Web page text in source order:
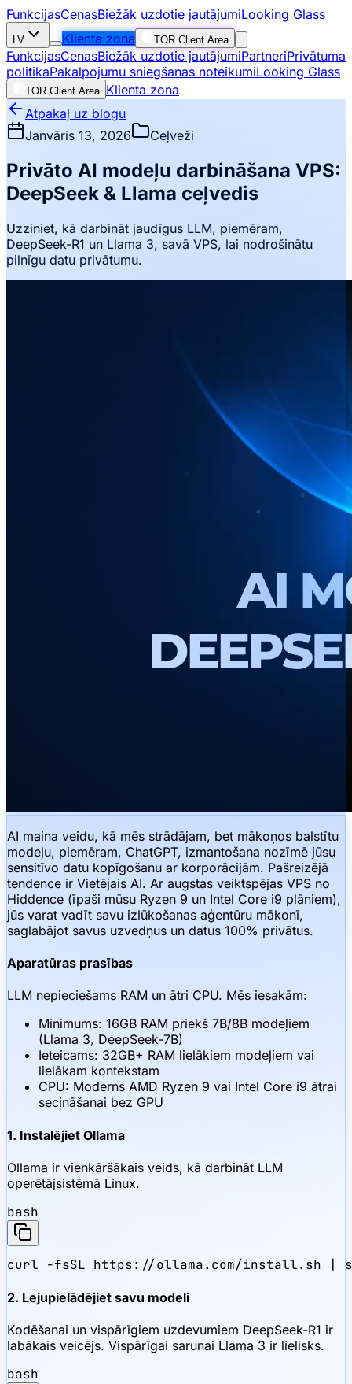
FunkcijasCenasBiežāk uzdotie jautājumiLooking Glass
LV Klienta zona TOR Client Area
FunkcijasCenasBiežāk uzdotie jautājumiPartneriPrivātuma
politikaPakalpojumu sniegšanas noteikumiLooking Glass
TOR Client Area Klienta zona
Atpakaļ uz blogu
Janvāris 13, 2026
Ceļveži
Privāto AI modeļu darbināšana VPS:
DeepSeek & Llama ceļvedis
Uzziniet, kā darbināt jaudīgus LLM, piemēram,
DeepSeek-R1 un Llama 3, savā VPS, lai nodrošinātu
pilnīgu datu privātumu.
AI maina veidu, kā mēs strādājam, bet mākoņos balstītu
modeļu, piemēram, ChatGPT, izmantošana nozīmē jūsu
sensitīvo datu kopīgošanu ar korporācijām. Pašreizējā
tendence ir Vietējais AI. Ar augstas veiktspējas VPS no
Hiddence (īpaši mūsu Ryzen 9 un Intel Core i9 plāniem),
jūs varat vadīt savu izlūkošanas aģentūru mākonī,
saglabājot savus uzvedņus un datus 100% privātus.
Aparatūras prasības
LLM nepieciešams RAM un ātri CPU. Mēs iesakām:
Minimums: 16GB RAM priekš 7B/8B modeļiem
(Llama 3, DeepSeek-7B)
Ieteicams: 32GB+ RAM lielākiem modeļiem vai
lielākam kontekstam
CPU: Moderns AMD Ryzen 9 vai Intel Core i9 ātrai
secināšanai bez GPU
1. Instalējiet Ollama
Ollama ir vienkāršākais veids, kā darbināt LLM
operētājsistēmā Linux.
bash
curl -fsSL https://ollama.com/install.sh |
2. Lejupielādējiet savu modeli
Kodēšanai un vispārīgiem uzdevumiem DeepSeek-R1 ir
labākais veicējs. Vispārīgai sarunai Llama 3 ir lielisks.
bash